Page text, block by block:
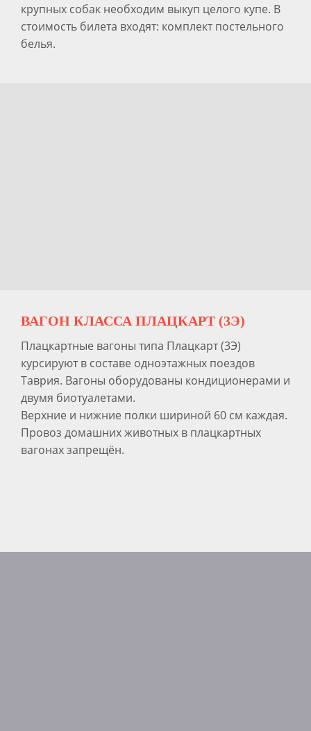
крупных собак необходим выкуп целого купе. В
стоимость билета входят: комплект постельного
белья.
ВАГОН КЛАССА ПЛАЦКАРТ (3Э)
Плацкартные вагоны типа Плацкарт (3Э)
курсируют в составе одноэтажных поездов
Таврия. Вагоны оборудованы кондиционерами и
двумя биотуалетами.
Верхние и нижние полки шириной 60 см каждая.
Провоз домашних животных в плацкартных
вагонах запрещён.